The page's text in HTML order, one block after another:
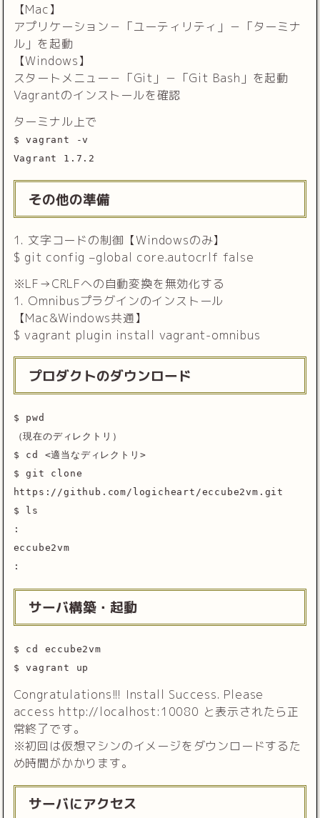
【Mac】
アプリケーション－「ユーティリティ」－「ターミナ
ル」を起動
【Windows】
スタートメニュー－「Git」－「Git Bash」を起動
Vagrantのインストールを確認
ターミナル上で
$ vagrant -v
Vagrant 1.7.2
その他の準備
1. 文字コードの制御【Windowsのみ】
$ git config –global core.autocrlf false
※LF→CRLFへの自動変換を無効化する
1. Omnibusプラグインのインストール
【Mac&Windows共通】
$ vagrant plugin install vagrant-omnibus
プロダクトのダウンロード
$ pwd
（現在のディレクトリ）
$ cd <適当なディレクトリ>
$ git clone
https://github.com/logicheart/eccube2vm.git
$ ls
:
eccube2vm
:
サーバ構築・起動
$ cd eccube2vm
$ vagrant up
Congratulations!!! Install Success. Please
access http://localhost:10080 と表示されたら正
常終了です。
※初回は仮想マシンのイメージをダウンロードするた
め時間がかかります。
サーバにアクセス